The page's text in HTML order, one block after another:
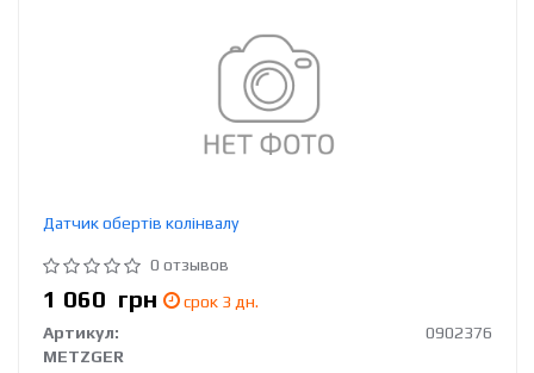
Датчик обертів колінвалу
0 отзывов
1 060 грн
срок 3 дн.
Артикул:
0902376
METZGER